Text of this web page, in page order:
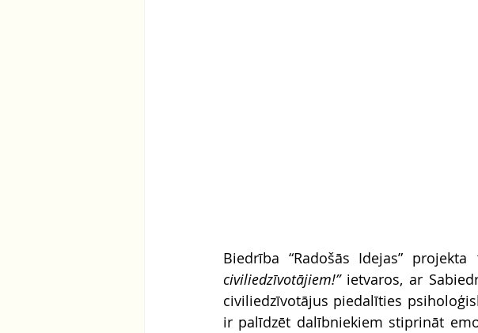
Biedrība “Radošās Idejas” projekta
civiliedzīvotājiem!” ietvaros, ar
civiliedzīvotājus piedalīties
ir palīdzēt dalībniekiem stiprināt